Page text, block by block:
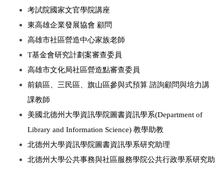
考試院國家文官學院講座
東高雄企業發展協會 顧問
高雄市社區營造中心家族老師
T基金會研究計劃案審查委員
高雄市文化局社區營造點審查委員
前鎮區、三民區、旗山區參與式預算 諮詢顧問與培力講
課教師
美國北德州大學資訊學院圖書資訊學系(Department of
Library and Information Science) 教學助教
北德州大學資訊學院圖書資訊學系研究助理
北德州大學公共事務與社區服務學院公共行政學系研究助